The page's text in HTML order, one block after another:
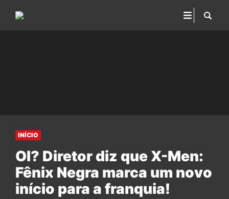
INÍCIO
OI? Diretor diz que X-Men:
Fênix Negra marca um novo
início para a franquia!